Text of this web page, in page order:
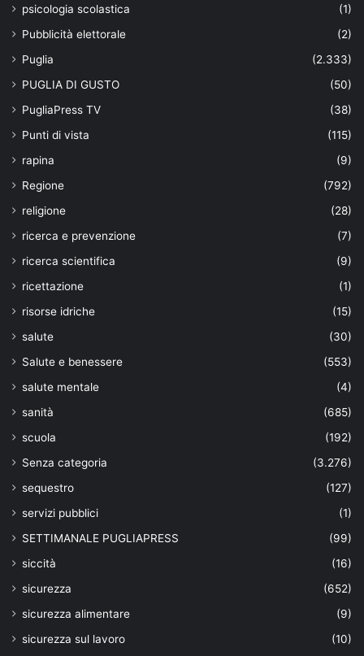
psicologia scolastica
(1)
Pubblicità elettorale
(2)
Puglia
(2.333)
PUGLIA DI GUSTO
(50)
PugliaPress TV
(38)
Punti di vista
(115)
rapina
(9)
Regione
(792)
religione
(28)
ricerca e prevenzione
(7)
ricerca scientifica
(9)
ricettazione
(1)
risorse idriche
(15)
salute
(30)
Salute e benessere
(553)
salute mentale
(4)
sanità
(685)
scuola
(192)
Senza categoria
(3.276)
sequestro
(127)
servizi pubblici
(1)
SETTIMANALE PUGLIAPRESS
(99)
siccità
(16)
sicurezza
(652)
sicurezza alimentare
(9)
sicurezza sul lavoro
(10)